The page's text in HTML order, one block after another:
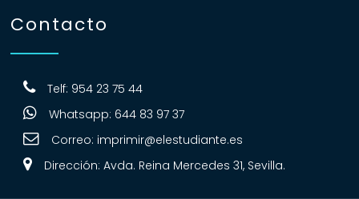
Contacto
Telf: 954 23 75 44
Whatsapp: 644 83 97 37
Correo: imprimir@elestudiante.es
Dirección: Avda. Reina Mercedes 31, Sevilla.